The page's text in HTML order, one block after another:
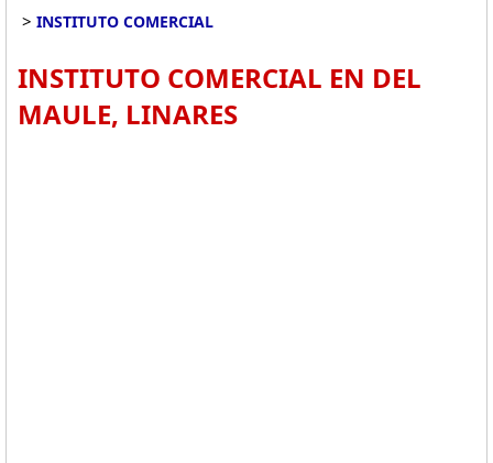
> INSTITUTO COMERCIAL
INSTITUTO COMERCIAL EN DEL
MAULE, LINARES